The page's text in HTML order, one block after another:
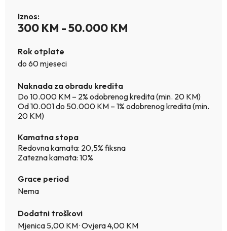
Iznos:
300 KM - 50.000 KM
Rok otplate
do 60 mjeseci
Naknada za obradu kredita
Do 10.000 KM – 2% odobrenog kredita (min. 20 KM)
Od 10.001 do 50.000 KM – 1% odobrenog kredita (min.
20 KM)
Kamatna stopa
Redovna kamata: 20,5% fiksna
Zatezna kamata: 10%
Grace period
Nema
Dodatni troškovi
Mjenica 5,00 KM · Ovjera 4,00 KM